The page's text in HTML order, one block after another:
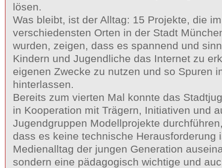
lösen.
Was bleibt, ist der Alltag: 15 Projekte, die
verschiedensten Orten in der Stadt
wurden, zeigen, dass es spannend und
Kindern und Jugendliche das Internet zu
eigenen Zwecke zu nutzen und so Spuren
hinterlassen.
Bereits zum vierten Mal konnte das
in Kooperation mit Trägern, Initiativen und
Jugendgruppen Modellprojekte
dass es keine technische Herausforderung
Medienalltag der jungen Generation
sondern eine pädagogisch wichtige und